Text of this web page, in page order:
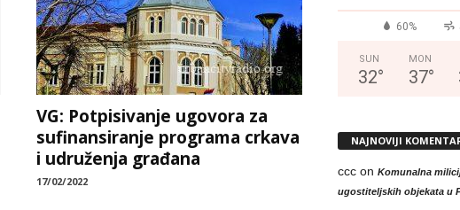
VG: Potpisivanje ugovora za
sufinansiranje programa crkava
i udruženja građana
17/02/2022
60%
SUN
32°
MON
37°
NAJNOVIJI
cccon Komunalna
ugostiteljskih objekata u